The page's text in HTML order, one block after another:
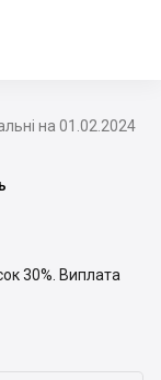
на 01.02.2024
30%. Виплата